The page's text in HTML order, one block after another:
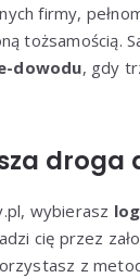
firmy,
tożsamością.
dowodu, gdy
droga
wybierasz
cię przez
z